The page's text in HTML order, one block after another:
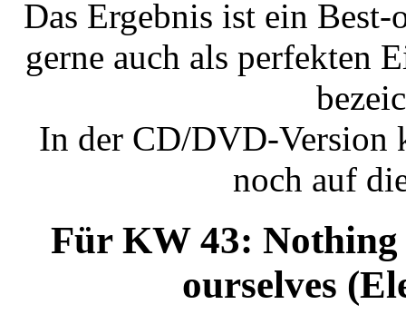
Das Ergebnis ist ein
gerne auch als perfekten
In der CD/DVD-Version
noch auf
Für KW 43: Nothing
ourselves